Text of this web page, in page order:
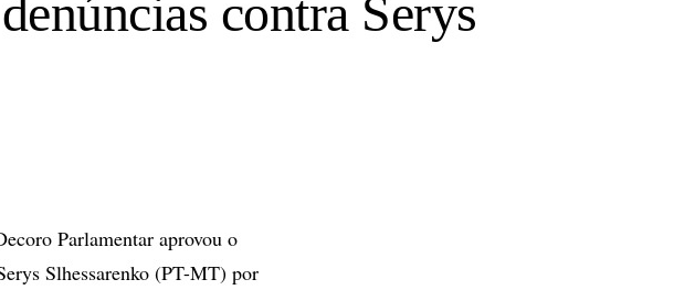
contra Serys
Parlamentar aprovou o
Slhessarenko (PT-MT) por